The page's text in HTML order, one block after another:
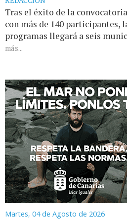
Tras el éxito de la
con más de 140 participantes,
programas llegará a seis
más...
Martes, 04 de Agosto de 2026